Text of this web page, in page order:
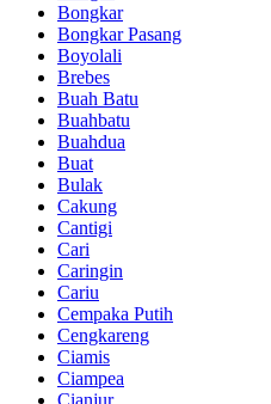
Bongkar
Bongkar Pasang
Boyolali
Brebes
Buah Batu
Buahbatu
Buahdua
Buat
Bulak
Cakung
Cantigi
Cari
Caringin
Cariu
Cempaka Putih
Cengkareng
Ciamis
Ciampea
Cianjur